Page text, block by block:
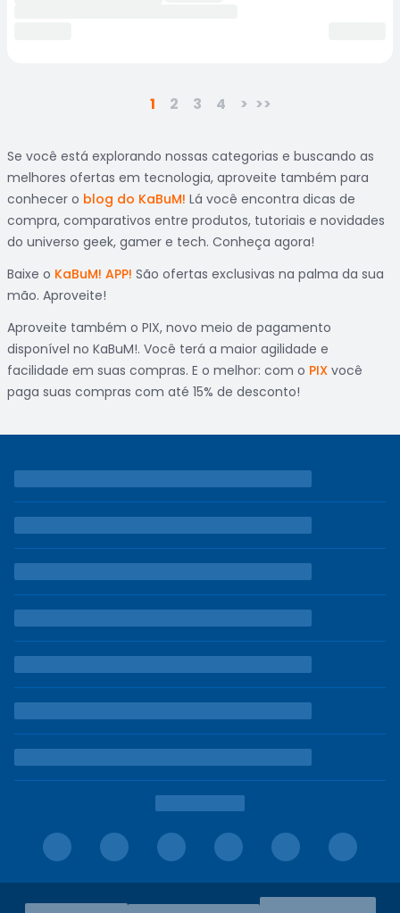
1 2 3 4 > >>
Se você está explorando nossas categorias e buscando as
melhores ofertas em tecnologia, aproveite também para
conhecer o blog do KaBuM! Lá você encontra dicas de
compra, comparativos entre produtos, tutoriais e novidades
do universo geek, gamer e tech. Conheça agora!
Baixe o KaBuM! APP! São ofertas exclusivas na palma da sua
mão. Aproveite!
Aproveite também o PIX, novo meio de pagamento
disponível no KaBuM!. Você terá a maior agilidade e
facilidade em suas compras. E o melhor: com o PIX você
paga suas compras com até 15% de desconto!